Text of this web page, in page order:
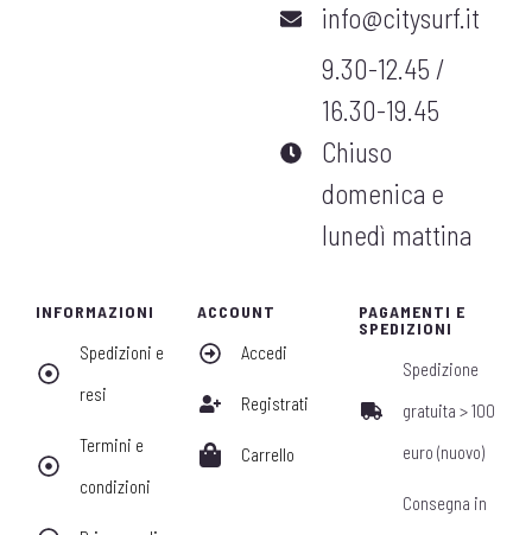
info@citysurf.it
9.30-12.45 /
16.30-19.45
Chiuso
domenica e
lunedì mattina
INFORMAZIONI
Spedizioni e
resi
Termini e
condizioni
ACCOUNT
Accedi
Registrati
Carrello
PAGAMENTI E
SPEDIZIONI
Spedizione
gratuita > 100
euro (nuovo)
Consegna in